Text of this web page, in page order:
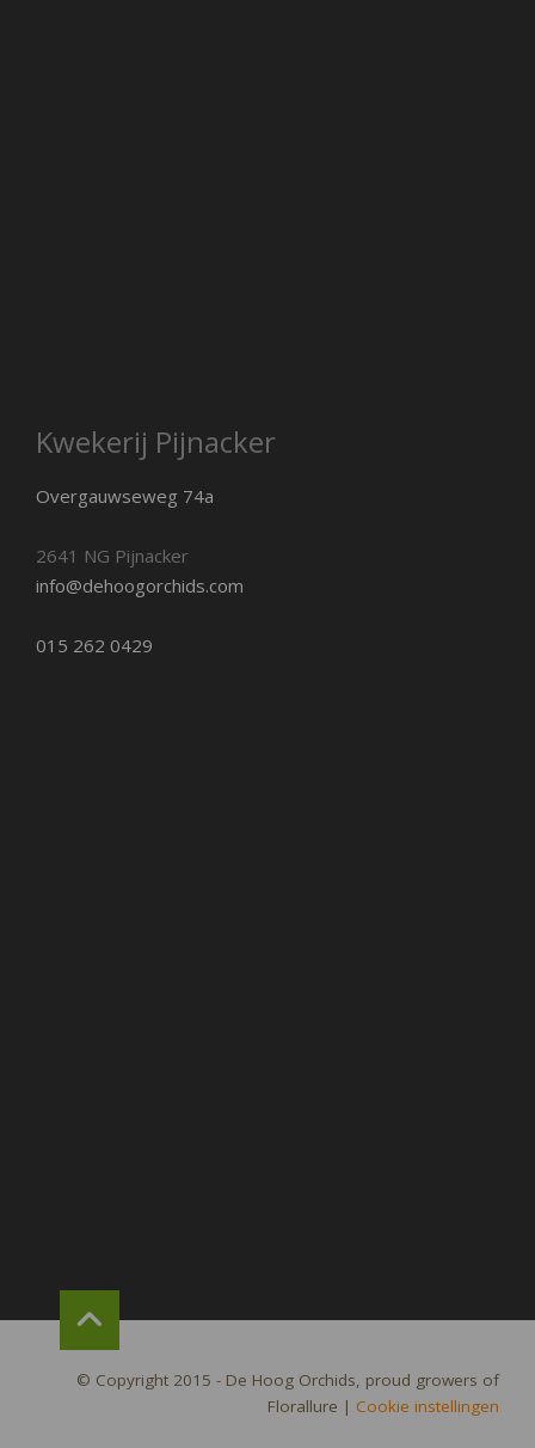
Kwekerij Pijnacker
Overgauwseweg 74a
2641 NG Pijnacker
info@dehoogorchids.com
015 262 0429
© Copyright 2015 - De Hoog Orchids, proud growers of
Florallure | Cookie instellingen